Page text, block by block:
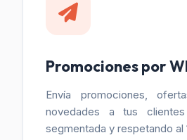
Promociones por
Envía promociones,
novedades a tus
segmentada y respetando al